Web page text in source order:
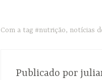
Com a tag #nutrição, notícias
Publicado por